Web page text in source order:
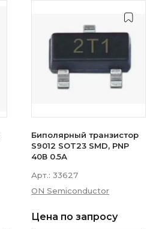
Биполярный транзистор
S9012 SOT23 SMD, PNP
40В 0.5А
Арт.: 33627
ON Semiconductor
Цена по запросу